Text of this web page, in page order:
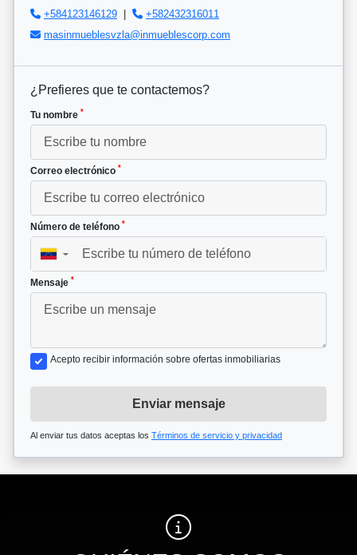
+584123146129 |
+582432316011
masinmueblesvzla@inmueblescorp.com
¿Prefieres que te contactemos?
Tu nombre *
Correo electrónico *
Número de teléfono *
▼
Mensaje *
Acepto recibir información sobre ofertas inmobiliarias
Enviar mensaje
Al enviar tus datos aceptas los Términos de servicio y privacidad